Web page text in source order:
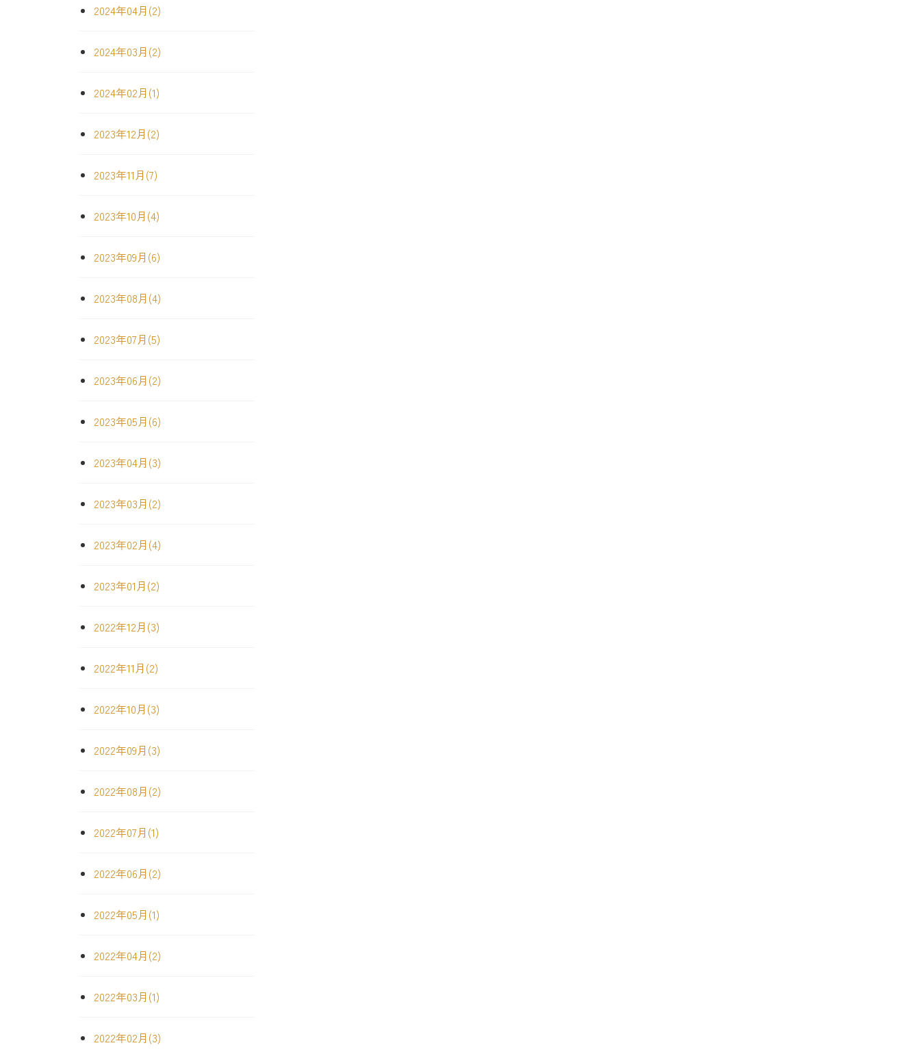
2024年04月(2)
2024年03月(2)
2024年02月(1)
2023年12月(2)
2023年11月(7)
2023年10月(4)
2023年09月(6)
2023年08月(4)
2023年07月(5)
2023年06月(2)
2023年05月(6)
2023年04月(3)
2023年03月(2)
2023年02月(4)
2023年01月(2)
2022年12月(3)
2022年11月(2)
2022年10月(3)
2022年09月(3)
2022年08月(2)
2022年07月(1)
2022年06月(2)
2022年05月(1)
2022年04月(2)
2022年03月(1)
2022年02月(3)